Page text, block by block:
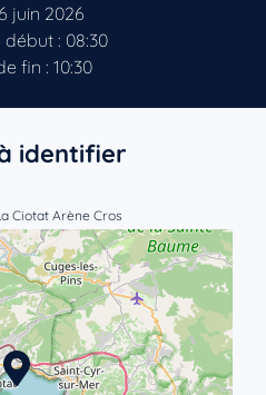
juin 2026
: 08:30
fin : 10:30
identifier
Ciotat Arène Cros